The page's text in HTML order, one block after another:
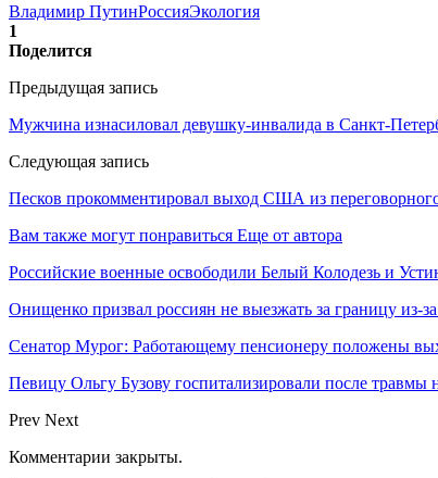
Владимир ПутинРоссияЭкология
1
Поделится
Предыдущая запись
Мужчина изнасиловал девушку-инвалида в Санкт-
Следующая запись
Песков прокомментировал выход США из
Вам также могут понравиться Еще от автора
Российские военные освободили Белый Колодезь и
Онищенко призвал россиян не выезжать за границу из-
Сенатор Мурог: Работающему пенсионеру положены
Певицу Ольгу Бузову госпитализировали после травмы
Prev Next
Комментарии закрыты.